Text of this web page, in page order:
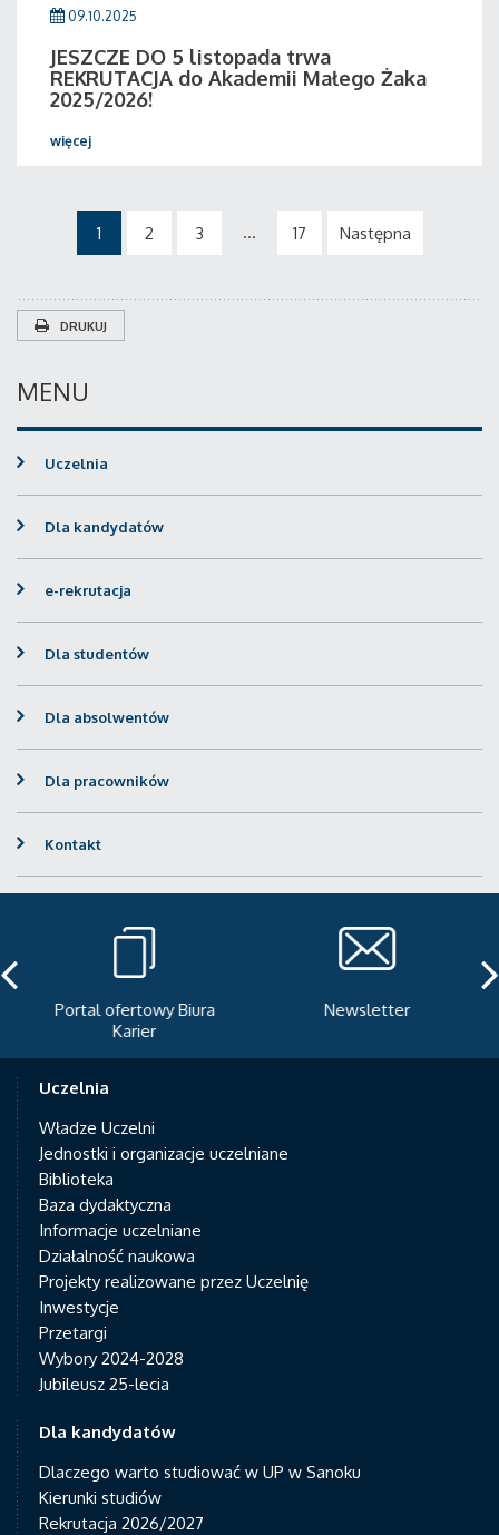
09.10.2025
JESZCZE DO 5 listopada trwa
REKRUTACJA do Akademii Małego Żaka
2025/2026!
więcej
1 2 3 ... 17 Następna
DRUKUJ
MENU
Uczelnia
Dla kandydatów
e-rekrutacja
Dla studentów
Dla absolwentów
Dla pracowników
Kontakt
Portal ofertowy Biura
Karier
Newsletter
Uczelnia
Władze Uczelni
Jednostki i organizacje uczelniane
Biblioteka
Baza dydaktyczna
Informacje uczelniane
Działalność naukowa
Projekty realizowane przez Uczelnię
Inwestycje
Przetargi
Wybory 2024-2028
Jubileusz 25-lecia
Dla kandydatów
Dlaczego warto studiować w UP w Sanoku
Kierunki studiów
Rekrutacja 2026/2027